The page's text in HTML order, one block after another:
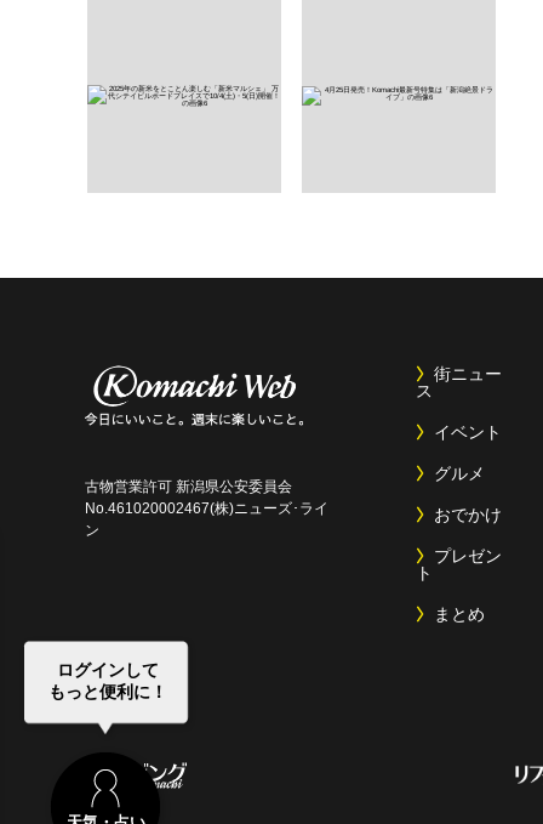
ログインして
もっと便利に！
古物営業許可 新潟県公安委員会
No.461020002467(株)ニューズ･ライ
ン
街ニュー
ス
イベント
グルメ
おでかけ
プレゼン
ト
まとめ